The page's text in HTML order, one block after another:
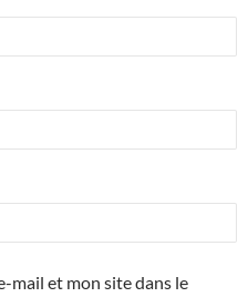
mail et mon site dans le